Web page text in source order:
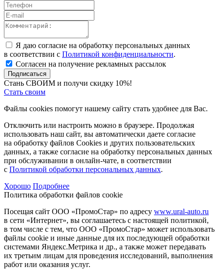
Я даю согласие на обработку персональных данных
в соответствии с Политикой конфиденциальности.
Согласен на получение рекламных рассылок
Подписаться
Стань СВОИМ и получи скидку 10%!
Стать своим
Файлы cookies помогут нашему сайту стать удобнее для Вас.
Отключить или настроить можно в браузере. Продолжая
использовать наш сайт, вы автоматически даете согласие
на обработку файлов Cookies и других пользовательских
данных, а также согласие на обработку персональных данных
при обслуживании в онлайн-чате, в соответствии
с Политикой обработки персональных данных.
Хорошо Подробнее
Политика обработки файлов cookie
Посещая сайт ООО «ПромоСтар» по адресу www.ural-auto.ru
в сети «Интернет», вы соглашаетесь с настоящей политикой,
в том числе с тем, что ООО «ПромоСтар» может использовать
файлы cookie и иные данные для их последующей обработки
системами Яндекс.Метрика и др., а также может передавать
их третьим лицам для проведения исследований, выполнения
работ или оказания услуг.